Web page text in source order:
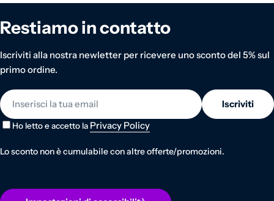
Restiamo in contatto
Iscriviti alla nostra newletter per ricevere uno sconto del 5% sul
primo ordine.
E-mail
Iscriviti
Ho letto e accetto la Privacy Policy
Lo sconto non è cumulabile con altre offerte/promozioni.